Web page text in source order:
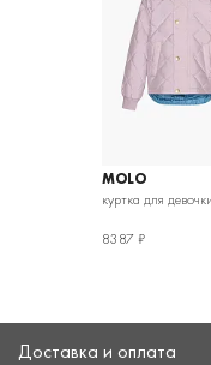
MOLO
куртка для девочки
8387 ₽
Доставка и оплата